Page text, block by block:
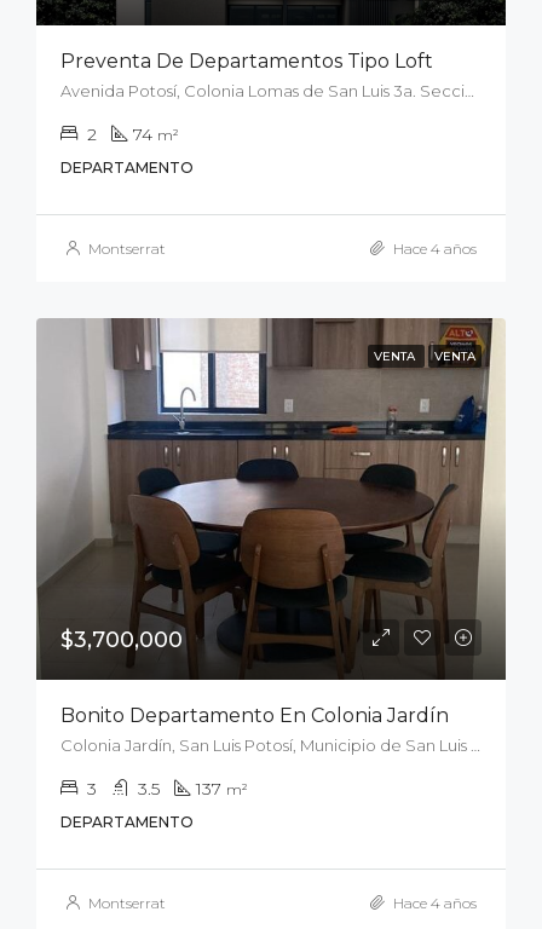
Preventa De Departamentos Tipo Loft
2 74 m²
DEPARTAMENTO
Montserrat Hace 4 años
VENTA VENTA
$3,700,000
Bonito Departamento En Colonia Jardín
3 3.5 137 m²
DEPARTAMENTO
Montserrat Hace 4 años